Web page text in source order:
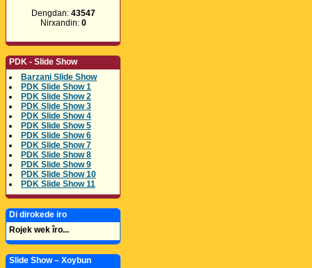
Dengdan: 43547
Nirxandin: 0
PDK - Slide Show
Barzani Slide Show
PDK Slide Show 1
PDK Slide Show 2
PDK Slide Show 3
PDK Slide Show 4
PDK Slide Show 5
PDK Slide Show 6
PDK Slide Show 7
PDK Slide Show 8
PDK Slide Show 9
PDK Slide Show 10
PDK Slide Show 11
Di dirokede iro
Rojek wek îro...
Slide Show – Xoybun